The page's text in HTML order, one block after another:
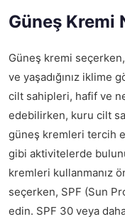
Güneş Kremi
Güneş kremi
ve yaşadığınız iklime
cilt sahipleri, hafif ve
edebilirken, kuru cilt
güneş kremleri tercih
gibi aktivitelerde
kremleri kullanmanız
seçerken, SPF (Sun
edin. SPF 30 veya